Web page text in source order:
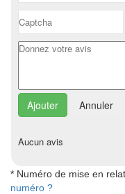
Annuler
Aucun avis
* Numéro de mise en
numéro ?